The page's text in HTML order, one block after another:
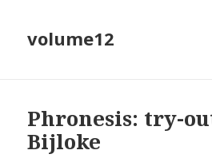
volume12
Phronesis: try-
Bijloke